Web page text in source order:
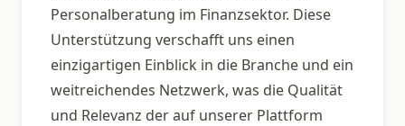
Personalberatung im Finanzsektor. Diese
Unterstützung verschafft uns einen
einzigartigen Einblick in die Branche und ein
weitreichendes Netzwerk, was die Qualität
und Relevanz der auf unserer Plattform